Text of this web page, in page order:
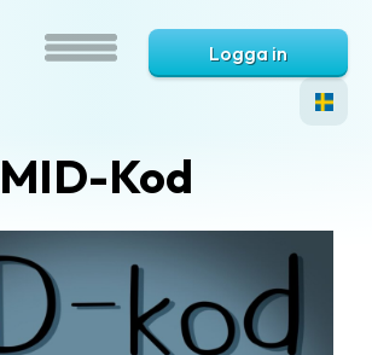
Logga in
MID-Kod